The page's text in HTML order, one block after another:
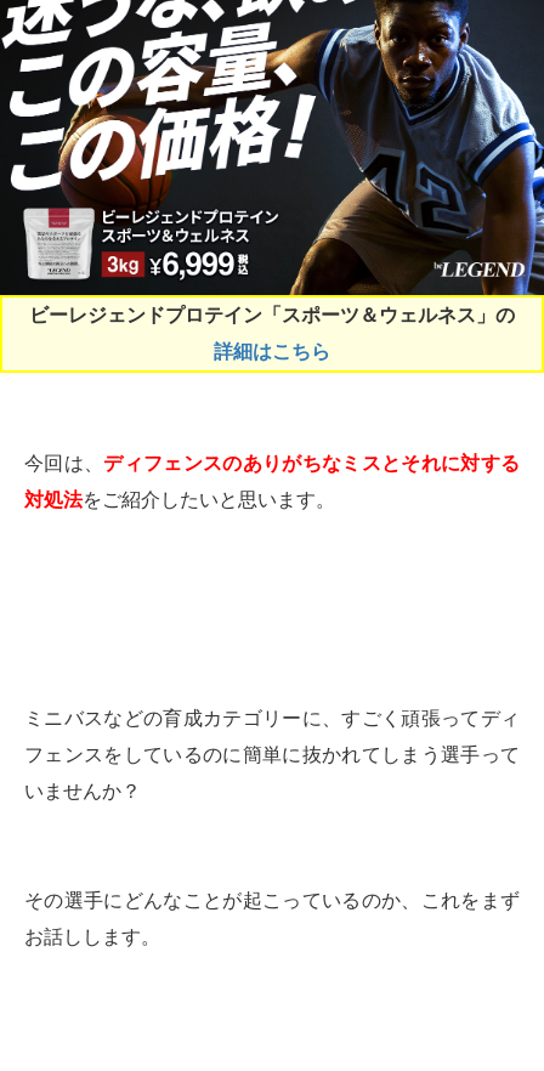
ビーレジェンドプロテイン「スポーツ＆ウェルネス」の
詳細はこちら
今回は、ディフェンスのありがちなミスとそれに対する
対処法をご紹介したいと思います。
ミニバスなどの育成カテゴリーに、すごく頑張ってディ
フェンスをしているのに簡単に抜かれてしまう選手って
いませんか？
その選手にどんなことが起こっているのか、これをまず
お話しします。